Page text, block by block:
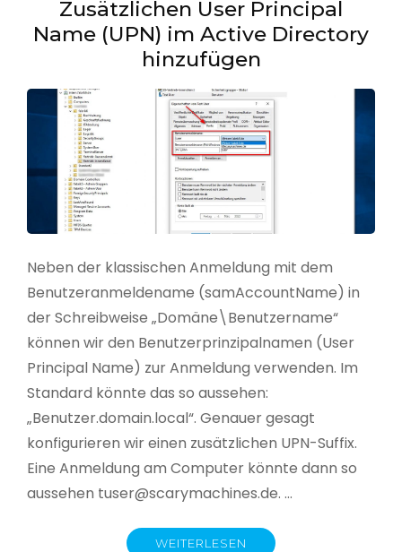
Zusätzlichen User Principal
Name (UPN) im Active Directory
hinzufügen
Neben der klassischen Anmeldung mit dem
Benutzeranmeldename (samAccountName) in
der Schreibweise „Domäne\Benutzername“
können wir den Benutzerprinzipalnamen (User
Principal Name) zur Anmeldung verwenden. Im
Standard könnte das so aussehen:
„Benutzer.domain.local“. Genauer gesagt
konfigurieren wir einen zusätzlichen UPN-Suffix.
Eine Anmeldung am Computer könnte dann so
aussehen tuser@scarymachines.de. …
WEITERLESEN